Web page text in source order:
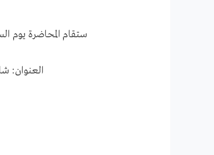
ستقام المحاضرة يوم السبت القادم 16 مارس/آذار في تمام السادسة مساء
العنوان: